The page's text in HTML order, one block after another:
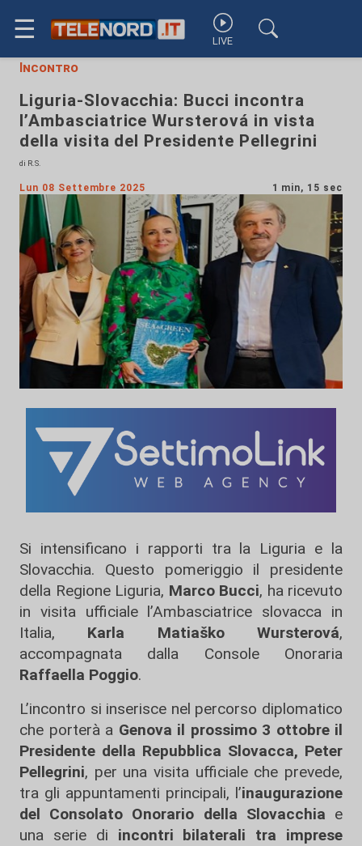
☰ LIVE
Incontro
Liguria-Slovacchia: Bucci incontra
l’Ambasciatrice Wursterová in vista
della visita del Presidente Pellegrini
di R.S.
Lun 08 Settembre 2025 1 min, 15 sec
Si intensificano i rapporti tra la Liguria e la
Slovacchia. Questo pomeriggio il presidente
della Regione Liguria, Marco Bucci, ha ricevuto
in visita ufficiale l’Ambasciatrice slovacca in
Italia, Karla Matiaško Wursterová,
accompagnata dalla Console Onoraria
Raffaella Poggio.
L’incontro si inserisce nel percorso diplomatico
che porterà a Genova il prossimo 3 ottobre il
Presidente della Repubblica Slovacca, Peter
Pellegrini, per una visita ufficiale che prevede,
tra gli appuntamenti principali, l’inaugurazione
del Consolato Onorario della Slovacchia e
una serie di incontri bilaterali tra imprese